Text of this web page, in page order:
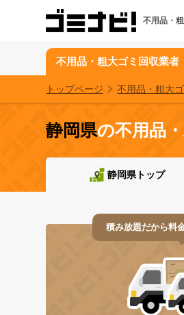
不用品・
不用品・粗大ゴミ回収業者
トップページ 不用品・粗大
静岡県の不用品
静岡県トップ
積み放題だから料